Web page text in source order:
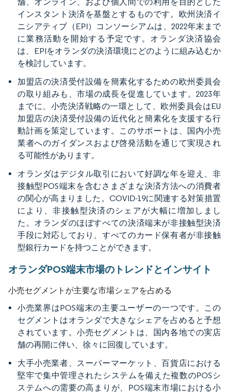
インスタント決済を基盤とするものです。欧州決済イ
ニシアティブ（EPI）コンソーシアムは、2022年末まで
に業務活動を開始する予定です。オランダ決済協会
は、EPIをオランダの決済環境にどのように組み込むか
を検討しています。
加盟店の決済受付設備を簡素化するための欧州委員会
の取り組みも、市場の成長を促進しています。2023年
までに、小売決済戦略の一環として、欧州委員会はEU
加盟店の決済受付設備の近代化と簡素化を支援する行
動計画を策定しています。このサポートは、国内小売
業者へのガイダンスおよび啓発活動を通じて実現され
る可能性があります。
オランダはデジタル取引において好調な年を迎え、非
接触型POS端末を含むさまざまな決済方法への消費者
の関心が高まりました。COVID-19に関連する対策措置
により、非接触型決済のシェアが大幅に増加しまし
た。オランダのほぼすべての決済端末が非接触型決済
手段に対応しており、すべてのカード保有者が非接触
型銀行カードを持つことができます。
オランダPOS端末市場のトレンドとインサイト
小売セグメントが主要な市場シェアを占める
小売業界はPOS端末の主要ユーザーの一つです。この
セグメントはオランダで大きなシェアを占めると予想
されています。小売セグメントは、国内各地での実店
舗の再開に伴い、徐々に回復しています。
大手小売業者、スーパーマーケット、百貨店における
堅牢で集中管理されたシステムを備えた複数のPOSシ
ステムへの需要の高まりが、POS端末市場における小